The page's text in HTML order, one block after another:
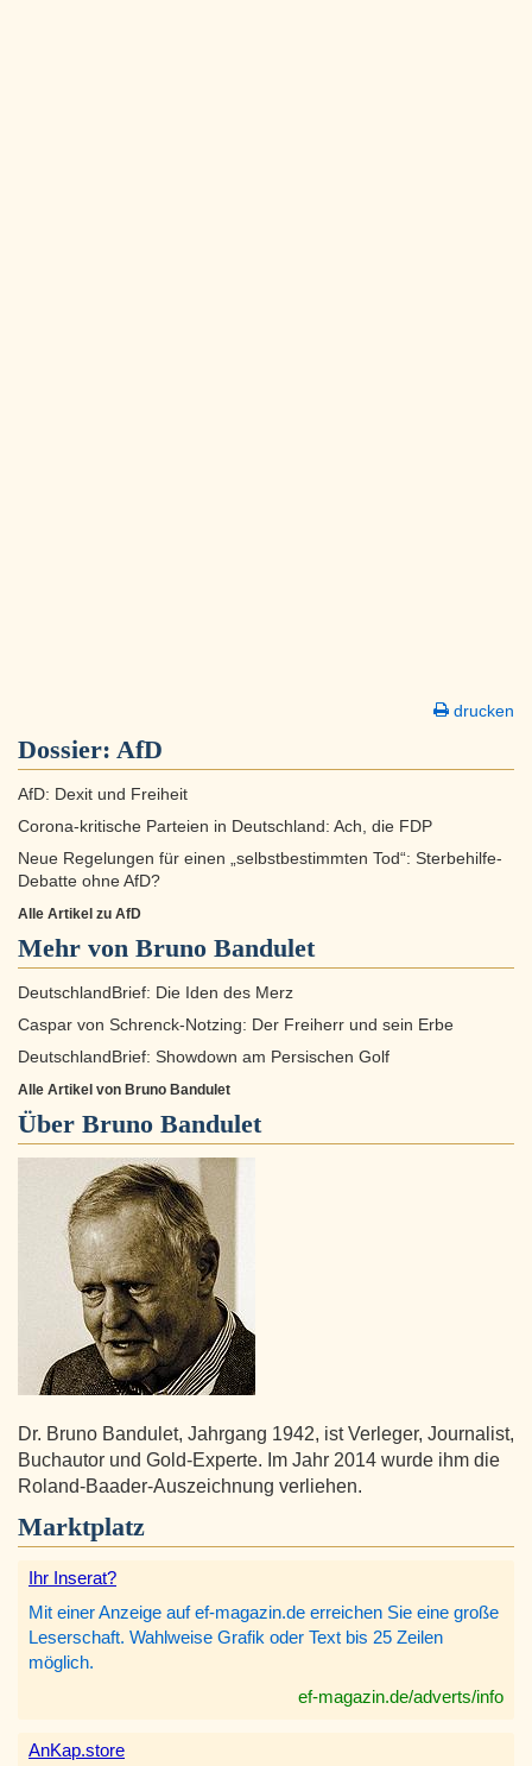
drucken
Dossier: AfD
AfD: Dexit und Freiheit
Corona-kritische Parteien in Deutschland: Ach, die FDP
Neue Regelungen für einen „selbstbestimmten Tod“: Sterbehilfe-
Debatte ohne AfD?
Alle Artikel zu AfD
Mehr von Bruno Bandulet
DeutschlandBrief: Die Iden des Merz
Caspar von Schrenck-Notzing: Der Freiherr und sein Erbe
DeutschlandBrief: Showdown am Persischen Golf
Alle Artikel von Bruno Bandulet
Über Bruno Bandulet
Dr. Bruno Bandulet, Jahrgang 1942, ist Verleger, Journalist,
Buchautor und Gold-Experte. Im Jahr 2014 wurde ihm die
Roland-Baader-Auszeichnung verliehen.
Marktplatz
Ihr Inserat?
Mit einer Anzeige auf ef-magazin.de erreichen Sie eine große
Leserschaft. Wahlweise Grafik oder Text bis 25 Zeilen
möglich.
ef-magazin.de/adverts/info
AnKap.store